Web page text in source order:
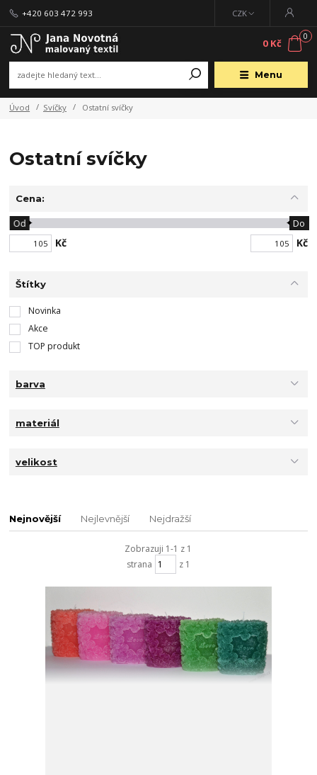
Menu
CZK
+420 603 472 993
0
0 Kč
Úvod Svíčky Ostatní svíčky
Ostatní svíčky
Cena:
Kč
Od Do
Kč
Štítky
Novinka
Akce
TOP produkt
barva
materiál
velikost
Nejnovější Nejlevnější Nejdražší
Zobrazuji 1-1 z 1
strana
z 1